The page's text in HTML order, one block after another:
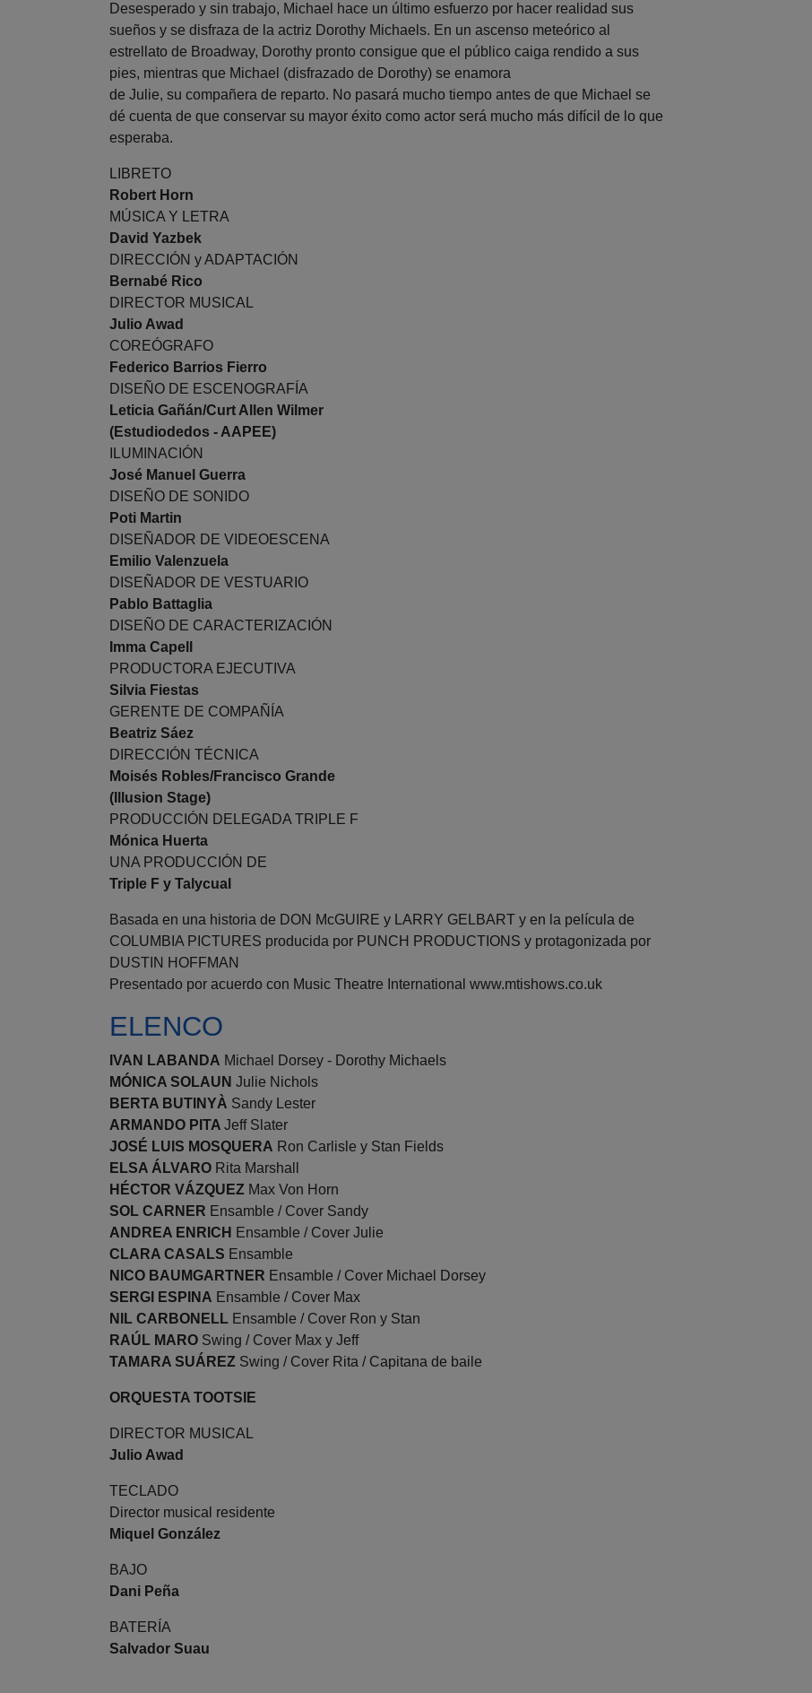
Desesperado y sin trabajo, Michael hace un último esfuerzo por hacer realidad sus
sueños y se disfraza de la actriz Dorothy Michaels. En un ascenso meteórico al
estrellato de Broadway, Dorothy pronto consigue que el público caiga rendido a sus
pies, mientras que Michael (disfrazado de Dorothy) se enamora
de Julie, su compañera de reparto. No pasará mucho tiempo antes de que Michael se
dé cuenta de que conservar su mayor éxito como actor será mucho más difícil de lo que
esperaba.
LIBRETO
Robert Horn
MÚSICA Y LETRA
David Yazbek
DIRECCIÓN y ADAPTACIÓN
Bernabé Rico
DIRECTOR MUSICAL
Julio Awad
COREÓGRAFO
Federico Barrios Fierro
DISEÑO DE ESCENOGRAFÍA
Leticia Gañán/Curt Allen Wilmer
(Estudiodedos - AAPEE)
ILUMINACIÓN
José Manuel Guerra
DISEÑO DE SONIDO
Poti Martin
DISEÑADOR DE VIDEOESCENA
Emilio Valenzuela
DISEÑADOR DE VESTUARIO
Pablo Battaglia
DISEÑO DE CARACTERIZACIÓN
Imma Capell
PRODUCTORA EJECUTIVA
Silvia Fiestas
GERENTE DE COMPAÑÍA
Beatriz Sáez
DIRECCIÓN TÉCNICA
Moisés Robles/Francisco Grande
(Illusion Stage)
PRODUCCIÓN DELEGADA TRIPLE F
Mónica Huerta
UNA PRODUCCIÓN DE
Triple F y Talycual
Basada en una historia de DON McGUIRE y LARRY GELBART y en la película de
COLUMBIA PICTURES producida por PUNCH PRODUCTIONS y protagonizada por
DUSTIN HOFFMAN
Presentado por acuerdo con Music Theatre International www.mtishows.co.uk
ELENCO
IVAN LABANDA Michael Dorsey - Dorothy Michaels
MÓNICA SOLAUN Julie Nichols
BERTA BUTINYÀ Sandy Lester
ARMANDO PITA Jeff Slater
JOSÉ LUIS MOSQUERA Ron Carlisle y Stan Fields
ELSA ÁLVARO Rita Marshall
HÉCTOR VÁZQUEZ Max Von Horn
SOL CARNER Ensamble / Cover Sandy
ANDREA ENRICH
Ensamble / Cover Julie
CLARA CASALS Ensamble
NICO BAUMGARTNER Ensamble / Cover Michael Dorsey
SERGI ESPINA Ensamble / Cover Max
NIL CARBONELL Ensamble / Cover Ron y Stan
RAÚL MARO Swing / Cover Max y Jeff
TAMARA SUÁREZ Swing / Cover Rita / Capitana de baile
ORQUESTA TOOTSIE
DIRECTOR MUSICAL
Julio Awad
TECLADO
Director musical residente
Miquel González
BAJO
Dani Peña
BATERÍA
Salvador Suau